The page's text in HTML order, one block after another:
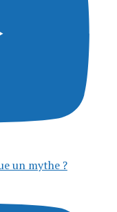
un mythe ?